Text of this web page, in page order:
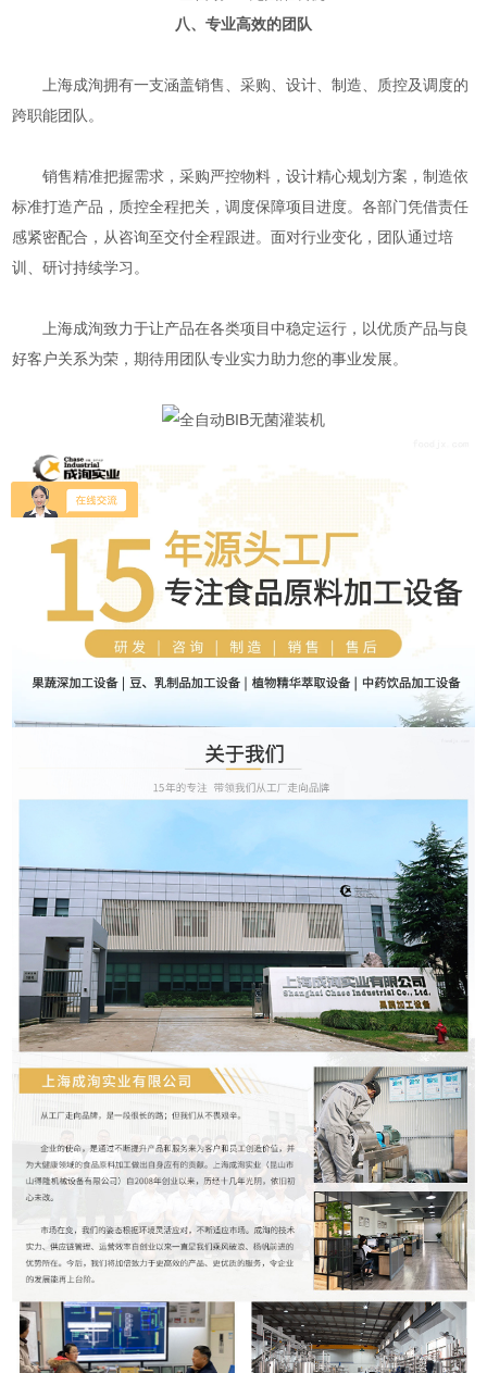
八、专业高效的团队
上海成洵拥有一支涵盖销售、采购、设计、制造、质控及调度的
跨职能团队。
销售精准把握需求，采购严控物料，设计精心规划方案，制造依
标准打造产品，质控全程把关，调度保障项目进度。各部门凭借责任
感紧密配合，从咨询至交付全程跟进。面对行业变化，团队通过培
训、研讨持续学习。
上海成洵致力于让产品在各类项目中稳定运行，以优质产品与良
好客户关系为荣，期待用团队专业实力助力您的事业发展。